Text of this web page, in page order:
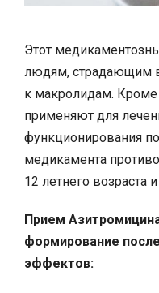
Этот
людям, страдающим
к макролидам. Кроме
применяют для
функционирования
медикамента
12 летнего возраста
Прием
формирование
эффектов: